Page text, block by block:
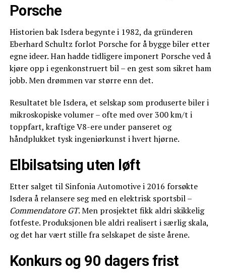
Porsche
Historien bak Isdera begynte i 1982, da gründeren
Eberhard Schultz forlot Porsche for å bygge biler etter
egne ideer. Han hadde tidligere imponert Porsche ved å
kjøre opp i egenkonstruert bil – en gest som sikret ham
jobb. Men drømmen var større enn det.
Resultatet ble Isdera, et selskap som produserte biler i
mikroskopiske volumer – ofte med over 300 km/t i
toppfart, kraftige V8-ere under panseret og
håndplukket tysk ingeniørkunst i hvert hjørne.
Elbilsatsing uten løft
Etter salget til Sinfonia Automotive i 2016 forsøkte
Isdera å relansere seg med en elektrisk sportsbil –
Commendatore GT. Men prosjektet fikk aldri skikkelig
fotfeste. Produksjonen ble aldri realisert i særlig skala,
og det har vært stille fra selskapet de siste årene.
Konkurs og 90 dagers frist